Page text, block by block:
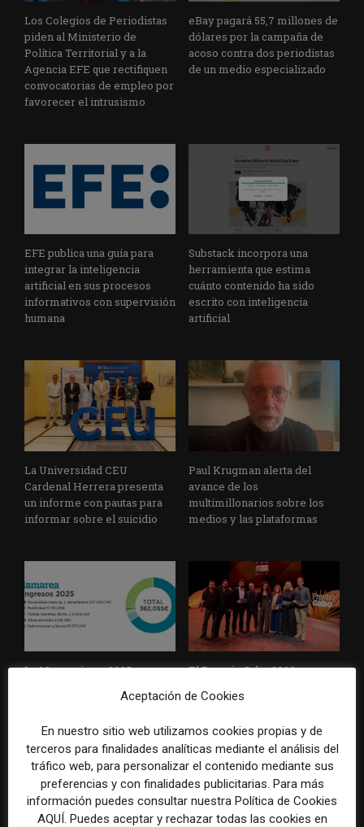
Los Colegios de Periodistas
piden al Ministerio de
Política Territorial y a la
Agencia EFE que rectifiquen
convocatorias de empleo por
favorecer el intrusismo
eBay pagará 55,7 millones de
dólares por la campaña de
acoso contra dos periodistas
de un medio especializado
EFE publica una guía para
integrar la inteligencia
artificial en sus procesos
informativos con supervisión
humana
Substack incorpora una
herramienta que estima
cuánto contenido ha sido
escrito con inteligencia
artificial
La Universidad CEU
Cardenal Herrera presenta
un informe con pautas para
informar sobre el suicidio
Paul Krugman alerta del
avance de los
multimillonarios sobre los
medios y las plataformas
La Marea cierra 2025 con
cooperativa pierde 38.542
El Premio Gabo 2026
Brasil, España y El Salvador
la violencia
Aceptación de Cookies
En nuestro sitio web utilizamos cookies propias y de
terceros para finalidades analíticas mediante el análisis del
tráfico web, para personalizar el contenido mediante sus
preferencias y con finalidades publicitarias. Para más
información puedes consultar nuestra Política de Cookies
AQUÍ. Puedes aceptar y rechazar todas las cookies en